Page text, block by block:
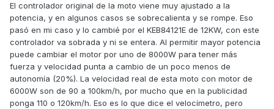
El controlador original de la moto viene muy ajustado a la
potencia, y en algunos casos se sobrecalienta y se rompe. Eso
pasó en mi caso y lo cambié por el KEB84121E de 12KW, con este
controlador va sobrada y ni se entera. Al permitir mayor potencia
puede cambiar el motor por uno de 8000W para tener más
fuerza y velocidad punta a cambio de un poco menos de
autonomía (20%). La velocidad real de esta moto con motor de
6000W son de 90 a 100km/h, por mucho que en la publicidad
ponga 110 o 120km/h. Eso es lo que dice el velocímetro, pero